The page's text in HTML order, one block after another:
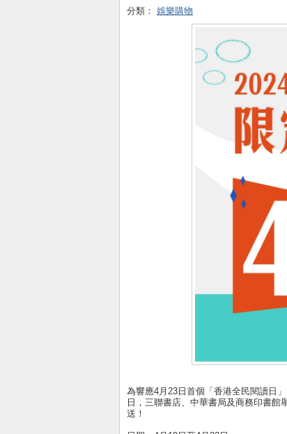
分類： 娛樂購物
為響應4月23日首個「香港全民閱讀日
日，三聯書店、中華書局及商務印書
送！